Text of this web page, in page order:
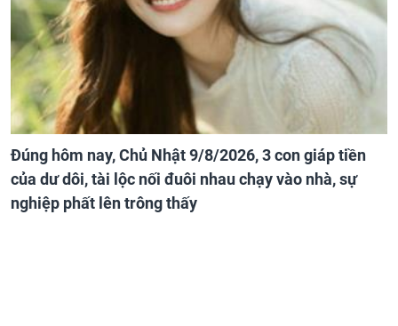
Đúng hôm nay, Chủ Nhật 9/8/2026, 3 con giáp tiền
của dư dôi, tài lộc nối đuôi nhau chạy vào nhà, sự
nghiệp phất lên trông thấy